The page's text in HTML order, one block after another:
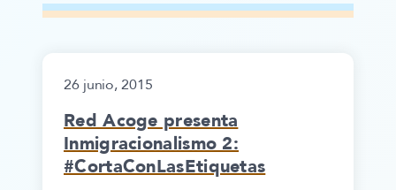
26 junio, 2015
Red Acoge presenta
Inmigracionalismo 2:
#CortaConLasEtiquetas